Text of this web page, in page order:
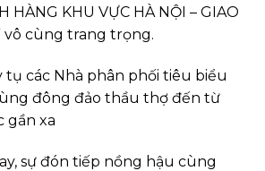
HÀNG KHU VỰC HÀ NỘI – GIAO
vô cùng trang trọng.
tụ các Nhà phân phối tiêu biểu
đông đảo thầu thợ đến từ
gần xa
sự đón tiếp nồng hậu cùng